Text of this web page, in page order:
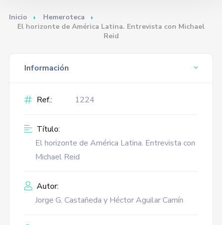
Inicio
Hemeroteca
El horizonte de América Latina. Entrevista con Michael
Reid
Información
Ref.: 1224
Título:
El horizonte de América Latina. Entrevista con
Michael Reid
Autor:
Jorge G. Castañeda y Héctor Aguilar Camín